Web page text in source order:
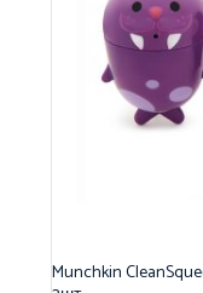
Munchkin